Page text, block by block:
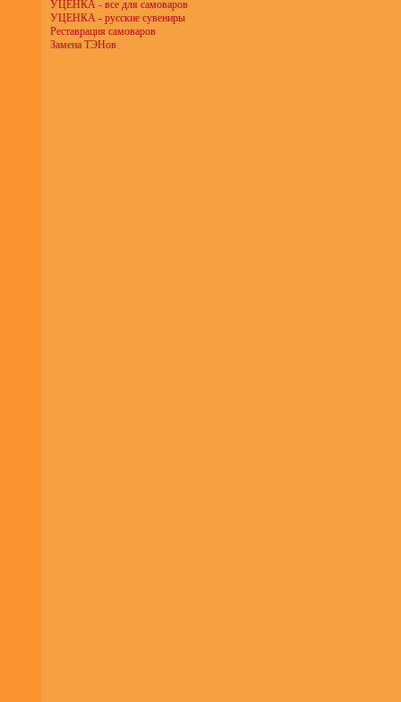
УЦЕНКА - все для самоваров
УЦЕНКА - русские сувениры
Реставрация самоваров
Замена ТЭНов